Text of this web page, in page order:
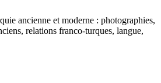
ancienne et moderne : photographies,
relations franco-turques, langue,